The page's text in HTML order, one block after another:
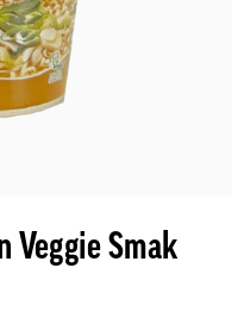
Veggie Smak